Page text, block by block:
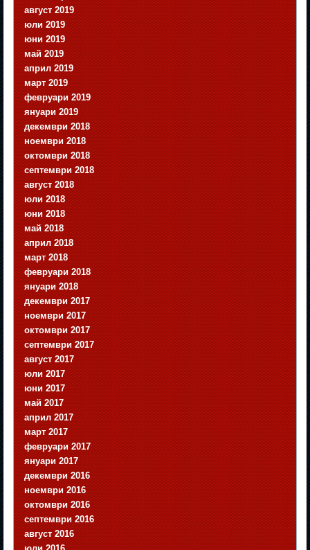
август 2019
юли 2019
юни 2019
май 2019
април 2019
март 2019
февруари 2019
януари 2019
декември 2018
ноември 2018
октомври 2018
септември 2018
август 2018
юли 2018
юни 2018
май 2018
април 2018
март 2018
февруари 2018
януари 2018
декември 2017
ноември 2017
октомври 2017
септември 2017
август 2017
юли 2017
юни 2017
май 2017
април 2017
март 2017
февруари 2017
януари 2017
декември 2016
ноември 2016
октомври 2016
септември 2016
август 2016